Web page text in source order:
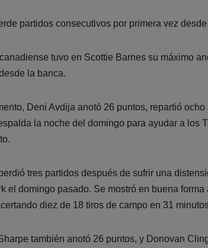
partidos consecutivos por primera vez
tuvo en Scottie Barnes su máximo
la banca.
Deni Avdija anotó 26 puntos, repartió
la noche del domingo para ayudar a los
tres partidos después de sufrir una
el domingo pasado. Se mostró en buena
diez de 18 tiros de campo en 31
también anotó 26 puntos, y Donovan